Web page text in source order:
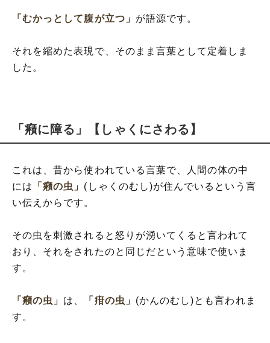
「むかっとして腹が立つ」 が語源です。
それを縮めた表現で、そのまま言葉として定着しま
した。
「癪に障る」【しゃくにさわる】
これは、昔から使われている言葉で、人間の体の中
には
「癪の虫」 (しゃくのむし)が住んでいるという言
い伝えからです。
その虫を刺激されると怒りが湧いてくると言われて
おり、それをされたのと同じだという意味で使いま
す。
「癪の虫」 は、 「疳の虫」 (かんのむし)とも言われま
す。